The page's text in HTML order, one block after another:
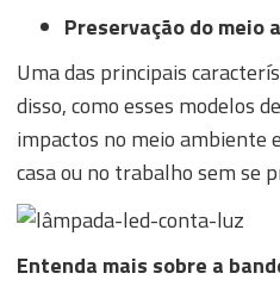
Preservação do meio
Uma das principais
disso, como esses modelos
impactos no meio ambiente
casa ou no trabalho sem se
Entenda mais sobre a